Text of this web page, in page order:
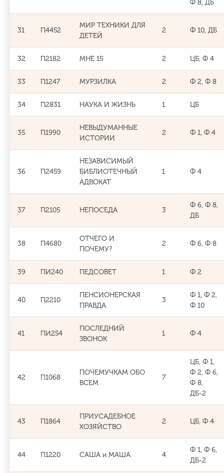
Ф 8, ДБ
31 П4452
МИР ТЕХНИКИ ДЛЯ
ДЕТЕЙ
2 Ф 10, ДБ
32 П2182 МНЕ 15 2 ЦБ, Ф 4
33 П1247 МУРЗИЛКА 2 Ф 2, Ф 8
34 П2831 НАУКА И ЖИЗНЬ 1 ЦБ
35 П1990
НЕВЫДУМАННЫЕ
ИСТОРИИ
2 Ф 1, Ф 4
36 П2459
НЕЗАВИСИМЫЙ
БИБЛИОТЕЧНЫЙ
АДВОКАТ
1 Ф 4
37 П2105 НЕПОСЕДА 3
Ф 6, Ф 8,
ДБ
38 П4680
ОТЧЕГО И
ПОЧЕМУ?
2 Ф 6, Ф 8
39 ПИ240 ПЕДСОВЕТ 1 Ф 2
40 П2210
ПЕНСИОНЕРСКАЯ
ПРАВДА
3
Ф 1, Ф 2,
Ф 10
41 ПИ254
ПОСЛЕДНИЙ
ЗВОНОК
1 Ф 4
42 П1068
ПОЧЕМУЧКАМ ОБО
ВСЕМ
7
ЦБ, Ф 1,
Ф 2, Ф 6,
Ф 8,
ДБ-2
43 П1864
ПРИУСАДЕБНОЕ
ХОЗЯЙСТВО
2 ЦБ, Ф 4
44 П1220 САША и МАША 4
Ф 1, Ф 6,
ДБ-2